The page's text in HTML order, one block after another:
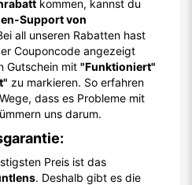
kommen, kannst du
Support von
all unseren Rabatten hast
Couponcode angezeigt
Gutschein mit "Funktioniert"
zu markieren. So erfahren
dass es Probleme mit
uns darum.
Preis ist das
. Deshalb gibt es die